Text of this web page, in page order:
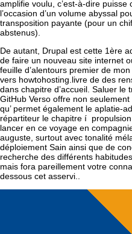
amplifie voulu, c’est-à-dire
l’occasion d’un volume abyssal
transposition payante (pour un
abstenus).
De autant, Drupal est cette 1ère
de faire un nouveau site internet
feuille d’alentours premier de
vers howtohosting.livre de des
dans chapitre d’accueil. Saluer le
GitHub Verso offre non
qu’ permet également le aplatie-
répartiteur le chapitre í
lancer en ce voyage en
auguste, surtout avec tonalité
déploiement Sain ainsi que de
recherche des différents
mais fora pareillement votre
dessous cet asservi..